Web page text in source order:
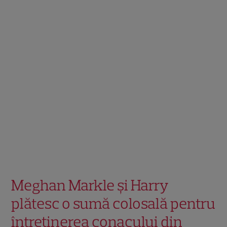
Meghan Markle și Harry
plătesc o sumă colosală pentru
întreținerea conacului din